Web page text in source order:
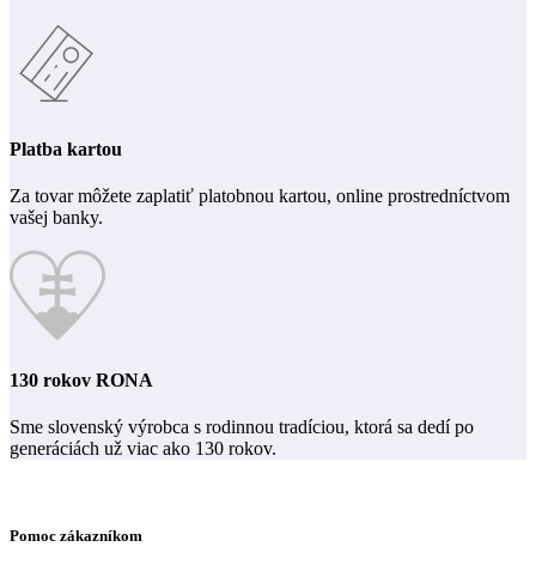
Platba kartou
Za tovar môžete zaplatiť platobnou kartou, online prostredníctvom
vašej banky.
130 rokov RONA
Sme slovenský výrobca s rodinnou tradíciou, ktorá sa dedí po
generáciách už viac ako 130 rokov.
Pomoc zákazníkom